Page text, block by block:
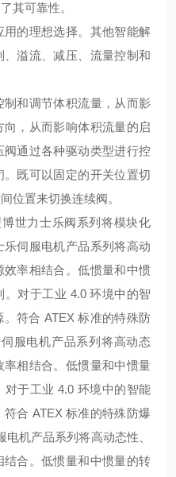
其可靠性。
的理想选择。其他智能解
溢流、减压、流量控制和
和调节体积流量，从而影
，从而影响体积流量的启
通过各种驱动类型进行控
既可以固定的开关位置切
位置来切换连续阀。
世力士乐阀系列将模块化
乐伺服电机产品系列将高动
率相结合。低惯量和中惯
对于工业 4.0 环境中的智
符合 ATEX 标准的特殊防
服电机产品系列将高动态
相结合。低惯量和中惯量
于工业 4.0 环境中的智能
合 ATEX 标准的特殊防爆
电机产品系列将高动态性、
合。低惯量和中惯量的转